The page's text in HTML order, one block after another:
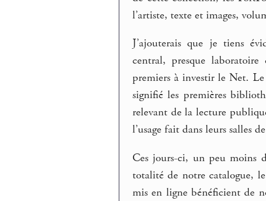
l’artiste, texte et images,
J’ajouterais que je tiens
central, presque
premiers à investir le Net.
signifié les premières
relevant de la lecture
l’usage fait dans leurs salles
Ces jours-ci, un peu moins
totalité de notre catalogue,
mis en ligne bénéficient de